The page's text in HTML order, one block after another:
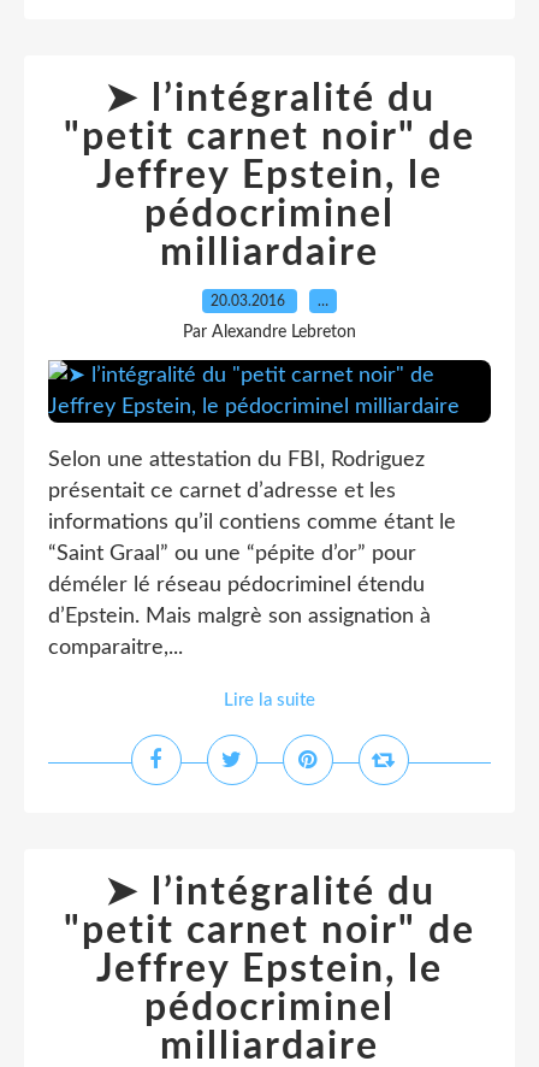
➤ l’intégralité du
"petit carnet noir" de
Jeffrey Epstein, le
pédocriminel
milliardaire
20.03.2016 …
Par Alexandre Lebreton
Selon une attestation du FBI, Rodriguez
présentait ce carnet d’adresse et les
informations qu’il contiens comme étant le
“Saint Graal” ou une “pépite d’or” pour
déméler lé réseau pédocriminel étendu
d’Epstein. Mais malgrè son assignation à
comparaitre,...
Lire la suite
➤ l’intégralité du
"petit carnet noir" de
Jeffrey Epstein, le
pédocriminel
milliardaire